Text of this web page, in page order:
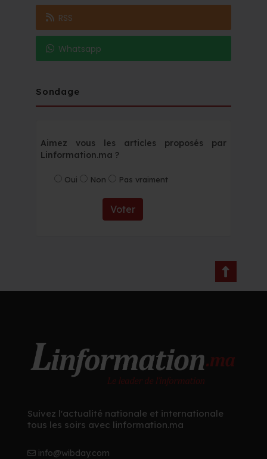
RSS
Whatsapp
Sondage
Aimez vous les articles proposés par
Linformation.ma ?
Oui Non Pas vraiment
Voter
Suivez l'actualité nationale et internationale
tous les soirs avec linformation.ma
info@wibday.com